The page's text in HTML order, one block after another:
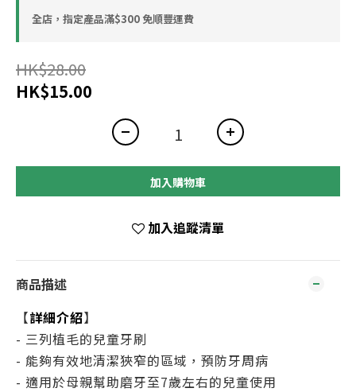
全店，指定產品滿$300 免順豐運費
HK$28.00
HK$15.00
加入購物車
加入追蹤清單
商品描述
【詳細介紹】
- 三列植毛的兒童牙刷
- 能夠有效地清潔狹窄的區域，預防牙周病
- 適用於母親幫助磨牙至7歲左右的兒童使用